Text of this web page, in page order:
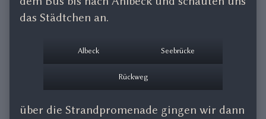
das Städtchen an.
Albeck Seebrücke
Rückweg
über die Strandpromenade gingen wir dann